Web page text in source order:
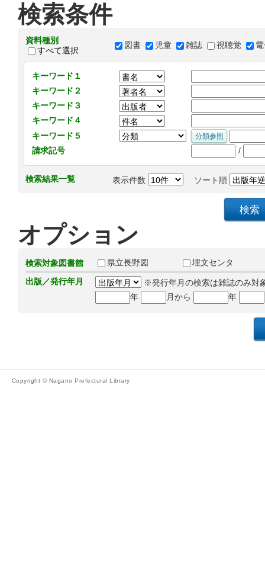
検索条件
資料種別
すべて選択
図書 児童 雑誌 視聴覚
キーワード１
キーワード２
キーワード３
キーワード４
キーワード５
請求記号
/
検索結果一覧 表示件数 ソート順
オプション
検索対象図書館 県立長野図
埋文センタ
出版／発行年月
※発行年月の検索は雑誌のみ対
年
月から 年
Copyright © Nagano Prefectural Library